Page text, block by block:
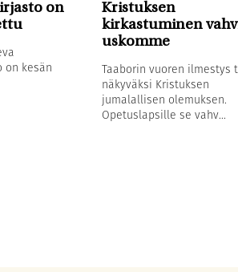
on
on kesän
Kristuksen
kirkastuminen
uskomme
Taaborin vuoren ilmestys
näkyväksi Kristuksen
jumalallisen olemuksen.
Opetuslapsille se vahv...